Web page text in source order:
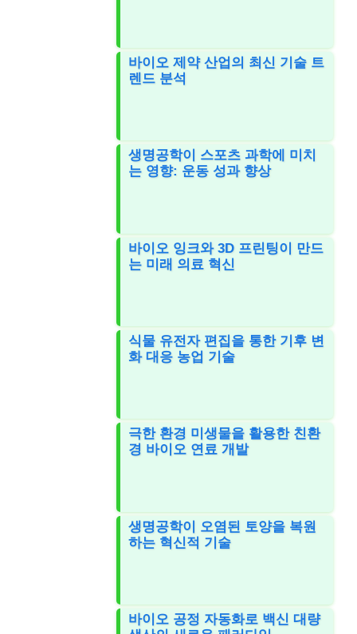
바이오 제약 산업의 최신 기술 트
렌드 분석
생명공학이 스포츠 과학에 미치
는 영향: 운동 성과 향상
바이오 잉크와 3D 프린팅이 만드
는 미래 의료 혁신
식물 유전자 편집을 통한 기후 변
화 대응 농업 기술
극한 환경 미생물을 활용한 친환
경 바이오 연료 개발
생명공학이 오염된 토양을 복원
하는 혁신적 기술
바이오 공정 자동화로 백신 대량